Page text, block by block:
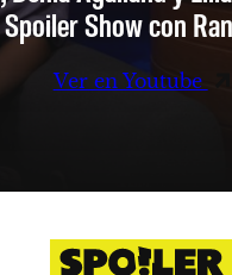
Show con
Ver en Youtube